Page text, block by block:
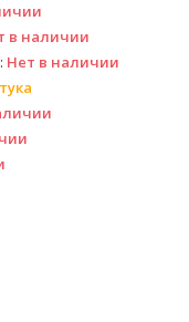
в наличии
Нет в наличии